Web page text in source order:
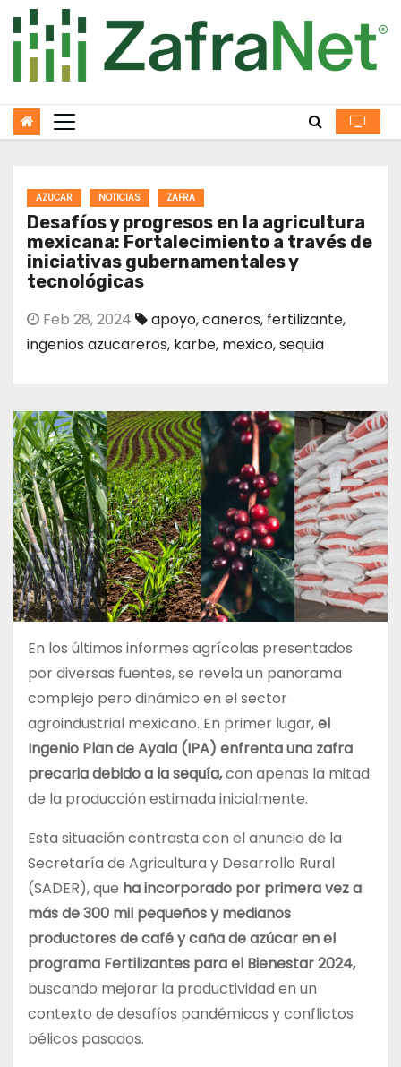
to
content
AZUCAR NOTICIAS ZAFRA
Desafíos y progresos en la agricultura
mexicana: Fortalecimiento a través de
iniciativas gubernamentales y
tecnológicas
Feb 28, 2024 apoyo,caneros, fertilizante,
ingenios azucareros, karbe, mexico,sequia
En los últimos informes agrícolas presentados
por diversas fuentes, se revela un panorama
complejo pero dinámico en el sector
agroindustrial mexicano. En primer lugar,el
Ingenio Plan de Ayala (IPA) enfrenta una zafra
precaria debido a la sequía,con apenas la mitad
de la producción estimada inicialmente.
Esta situación contrasta con el anuncio de la
Secretaría de Agricultura y Desarrollo Rural
(SADER), que ha incorporado por primera vez a
más de 300 mil pequeños y medianos
productores de café y caña de azúcar en el
programa Fertilizantes para el Bienestar 2024,
buscando mejorar la productividad en un
contexto de desafíos pandémicos y conflictos
bélicos pasados.